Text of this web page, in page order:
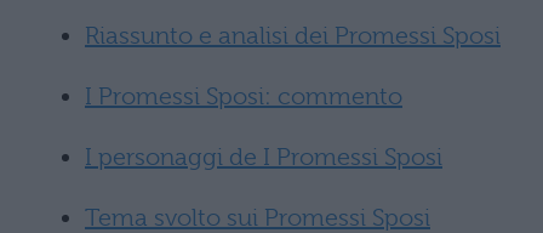
Riassunto e analisi dei Promessi Sposi
I Promessi Sposi: commento
I personaggi de I Promessi Sposi
Tema svolto sui Promessi Sposi